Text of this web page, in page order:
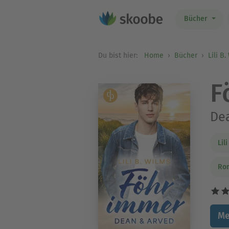
Bücher
Du bist hier: Home Bücher Lili B.
Lili